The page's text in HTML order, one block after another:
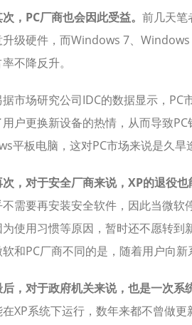
，PC厂商也会因此受益。 前几天笔
升级硬件，而Windows 7、
不降反升。
据市场研究公司IDC的数据显示，
用户更换新设备的热情，从而导致
平板电脑，这对PC市场来说是久旱
，对于安全厂商来说，XP的退役也
不需要再安装安全软件，因此当微软
为使用习惯等原因，暂时还不愿转
和PC厂商不同的是，随着用户向新
，对于政府机关来说，也是一次系
在XP系统下运行，数年来都不曾做